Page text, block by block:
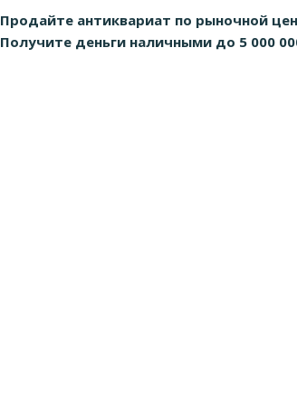
Продайте антиквариат по рыночной
Получите деньги наличными до 5 000